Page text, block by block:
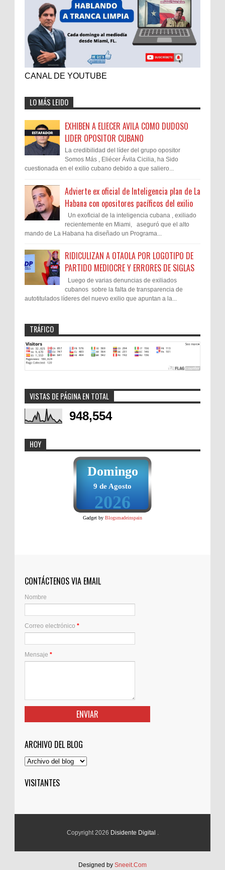
CANAL DE YOUTUBE
LO MÁS LEIDO
EXHIBEN A ELIECER AVILA COMO DUDOSO
LIDER OPOSITOR CUBANO
La credibilidad del líder del grupo opositor
Somos Más , Eliécer Ávila Cicilia, ha Sido
cuestionada en el exilio cubano debido a que saliero...
Advierte ex oficial de Inteligencia plan de La
Habana con opositores pacíficos del exilio
Un exoficial de la inteligencia cubana , exiliado
recientemente en Miami, aseguró que el alto
mando de La Habana ha diseñado un Programa...
RIDICULIZAN A OTAOLA POR LOGOTIPO DE
PARTIDO MEDIOCRE Y ERRORES DE SIGLAS
Luego de varias denuncias de exiliados
cubanos sobre la falta de transparencia de
autotitulados líderes del nuevo exilio que apuntan a la...
TRÁFICO
VISTAS DE PÁGINA EN TOTAL
948,554
HOY
Domingo
9 de Agosto
2026
Gadget by Blogsmadeinspain
CONTÁCTENOS VIA EMAIL
Nombre
Correo electrónico *
Mensaje *
ARCHIVO DEL BLOG
VISITANTES
Copyright 2026 Disidente Digital .
Designed by Sneeit.Com